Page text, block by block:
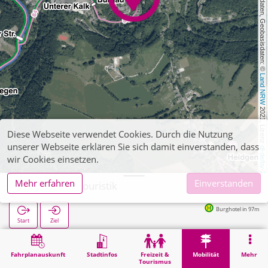
, Kartendaten, Geobasisdaten: ©
Land NRW
2021, Lizenz
dl-de/by-2-0
Fahrplanauskunft Stadtinfos
Freizeit &
Tourismus
Mobilität Mehr
Monschau-Touristik
Start Ziel
Burghotel in 97m
Mobilität Monschau-Touristik
Diese Webseite verwendet Cookies. Durch die Nutzung
unserer Webseite erklären Sie sich damit einverstanden, dass
wir Cookies einsetzen.
Mehr erfahren
Einverstanden